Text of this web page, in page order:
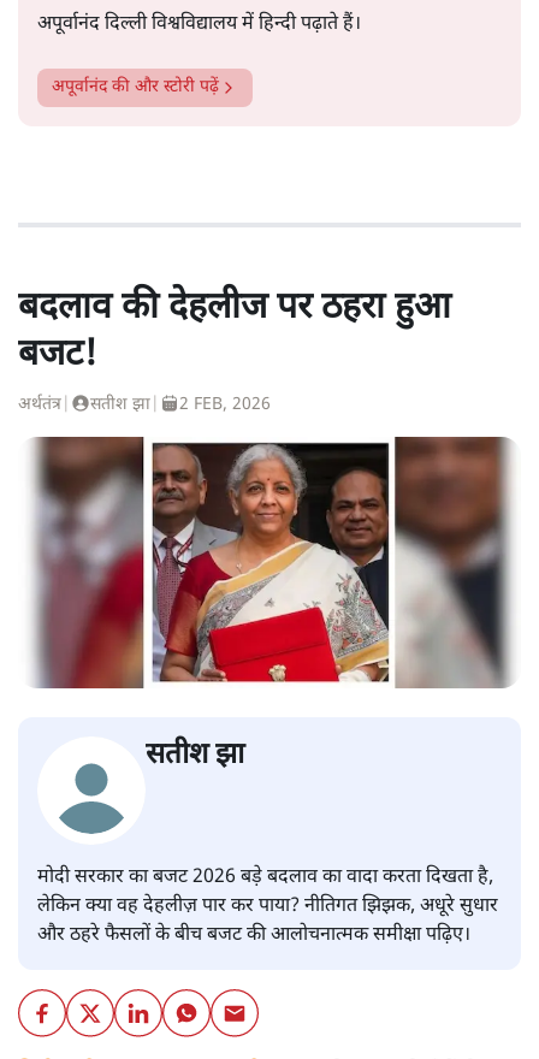
अपूर्वानंद दिल्ली विश्वविद्यालय में हिन्दी पढ़ाते हैं।
अपूर्वानंदकी और स्टोरी पढ़ें
बदलाव की देहलीज पर ठहरा हुआ
बजट!
अर्थतंत्र सतीश झा 2 FEB, 2026
सतीश झा
मोदी सरकार का बजट 2026 बड़े बदलाव का वादा करता दिखता है,
लेकिन क्या वह देहलीज़ पार कर पाया? नीतिगत झिझक, अधूरे सुधार
और ठहरे फैसलों के बीच बजट की आलोचनात्मक समीक्षा पढ़िए।